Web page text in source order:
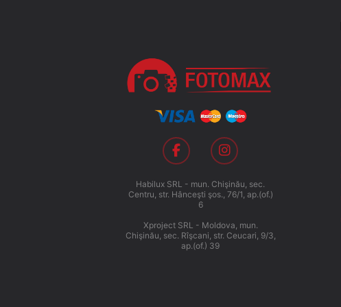
Habilux SRL - mun. Chişinău, sec.
Centru, str. Hânceşti şos., 76/1, ap.(of.)
6
Xproject SRL - Moldova, mun.
Chişinău, sec. Rîşcani, str. Ceucari, 9/3,
ap.(of.) 39